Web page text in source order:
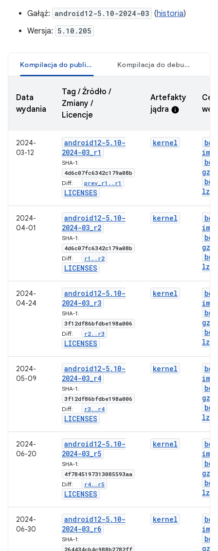
Gałąź: android12-5.10-2024-03 (historia)
Wersja: 5.10.205
Kompilacja do publikacji Kompilacja do debugowania
Data
wydania
Tag / Źródło /
Zmiany /
Licencje
Artefakty
jądra info
2024-
03-12
android12-5. 10-
2024-03_r1
SHA-1:
4d6c07fc6342c179a08b
Diff: prev r1 . . r1
LICENSES
kernel
img
gz
lz4
2024-
04-01
android12-5. 10-
2024-03_r2
SHA-1:
4d6c07fc6342c179a08b
Diff: r1 . . r2
LICENSES
kernel
img
gz
lz4
2024-
04-24
android12-5. 10-
2024-03_r3
SHA-1:
3f12df86bfdbe198a006
Diff: r2. . r3
LICENSES
kernel
img
gz
lz4
2024-
05-09
android12-5. 10-
2024-03_r4
SHA-1:
3f12df86bfdbe198a006
Diff: r3 . . r4
LICENSES
kernel
img
gz
lz4
2024-
06-20
android12-5. 10-
2024-03_r5
SHA-1:
4f7845197313085593aa
Diff: r4. . r5
LICENSES
kernel
img
gz
lz4
2024-
06-30
android12-5. 10-
2024-03_r6
SHA-1:
264434cb4c988b2782ff
kernel
img
gz